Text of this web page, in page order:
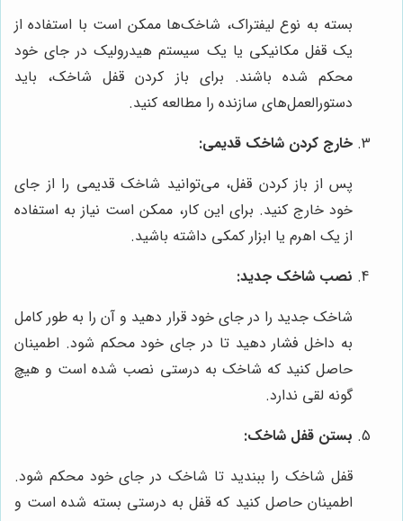
بسته به نوع لیفتراک، شاخک‌ها ممکن است با استفاده از
یک قفل مکانیکی یا یک سیستم هیدرولیک در جای خود
محکم شده باشند. برای باز کردن قفل شاخک، باید
دستورالعمل‌های سازنده را مطالعه کنید.
خارج کردن شاخک قدیمی:
پس از باز کردن قفل، می‌توانید شاخک قدیمی را از جای
خود خارج کنید. برای این کار، ممکن است نیاز به استفاده
از یک اهرم یا ابزار کمکی داشته باشید.
نصب شاخک جدید:
شاخک جدید را در جای خود قرار دهید و آن را به طور کامل
به داخل فشار دهید تا در جای خود محکم شود. اطمینان
حاصل کنید که شاخک به درستی نصب شده است و هیچ
گونه لقی ندارد.
بستن قفل شاخک:
قفل شاخک را ببندید تا شاخک در جای خود محکم شود.
اطمینان حاصل کنید که قفل به درستی بسته شده است و